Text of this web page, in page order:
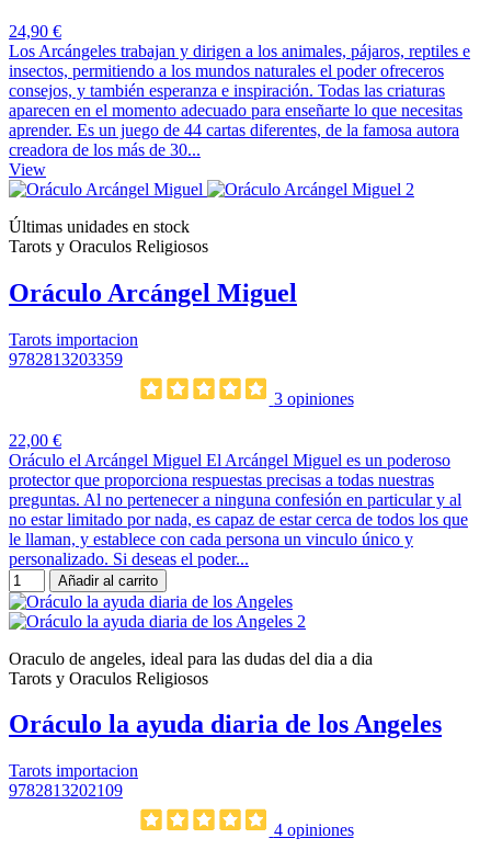
24,90 €
Los Arcángeles trabajan y dirigen a los animales, pájaros, reptiles e
insectos, permitiendo a los mundos naturales el poder ofreceros
consejos, y también esperanza e inspiración. Todas las criaturas
aparecen en el momento adecuado para enseñarte lo que necesitas
aprender. Es un juego de 44 cartas diferentes, de la famosa autora
creadora de los más de 30...
View
Últimas unidades en stock
Tarots y Oraculos Religiosos
Oráculo Arcángel Miguel
Tarots importacion
9782813203359
3 opiniones
22,00 €
Oráculo el Arcángel Miguel El Arcángel Miguel es un poderoso
protector que proporciona respuestas precisas a todas nuestras
preguntas. Al no pertenecer a ninguna confesión en particular y al
no estar limitado por nada, es capaz de estar cerca de todos los que
le llaman, y establece con cada persona un vinculo único y
personalizado. Si deseas el poder...
Añadir al carrito
Oraculo de angeles, ideal para las dudas del dia a dia
Tarots y Oraculos Religiosos
Oráculo la ayuda diaria de los Angeles
Tarots importacion
9782813202109
4 opiniones